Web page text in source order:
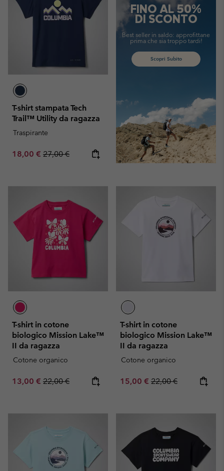
T-shirt stampata Tech
Trail™ Utility da ragazza
Traspirante
Sale price:
18,00 € Regular price:
27,00 €
FINO AL 50%
DI SCONTO
Best seller in saldo: approfittane
prima che sia troppo tardi!
Scopri Subito
T-shirt in cotone
biologico Mission Lake™
II da ragazza
Cotone organico
Sale price:
13,00 € Regular price:
22,00 €
T-shirt in cotone
biologico Mission Lake™
II da ragazza
Cotone organico
Sale price:
15,00 € Regular price:
22,00 €